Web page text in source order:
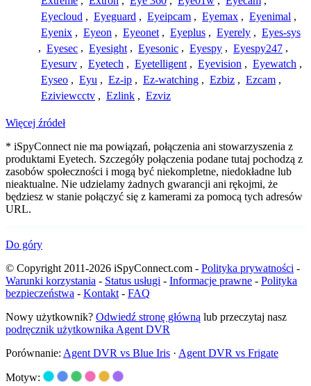
Eyecloud , Eyeguard , Eyeipcam , Eyemax , Eyenimal ,
Eyenix , Eyeon , Eyeonet , Eyeplus , Eyerely , Eyes-sys
, Eyesec , Eyesight , Eyesonic , Eyespy , Eyespy247 ,
Eyesurv , Eyetech , Eyetelligent , Eyevision , Eyewatch ,
Eyseo , Eyu , Ez-ip , Ez-watching , Ezbiz , Ezcam ,
Eziviewcctv , Ezlink , Ezviz
Więcej źródeł
* iSpyConnect nie ma powiązań, połączenia ani stowarzyszenia z
produktami Eyetech. Szczegóły połączenia podane tutaj pochodzą z
zasobów społeczności i mogą być niekompletne, niedokładne lub
nieaktualne. Nie udzielamy żadnych gwarancji ani rękojmi, że
będziesz w stanie połączyć się z kamerami za pomocą tych adresów
URL.
Do góry
© Copyright 2011-2026 iSpyConnect.com - Polityka prywatności -
Warunki korzystania - Status usługi - Informacje prawne - Polityka
bezpieczeństwa - Kontakt - FAQ
Nowy użytkownik? Odwiedź stronę główną lub przeczytaj nasz
podręcznik użytkownika Agent DVR
Porównanie: Agent DVR vs Blue Iris · Agent DVR vs Frigate
Motyw: